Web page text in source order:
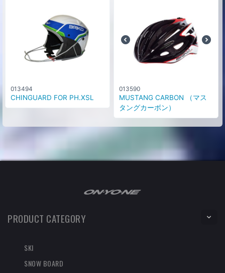
013494
CHINGUARD FOR PH.XSL
013590
MUSTANG CARBON （マス
タングカーボン）
PRODUCT CATEGORY
SKI
SNOW BOARD